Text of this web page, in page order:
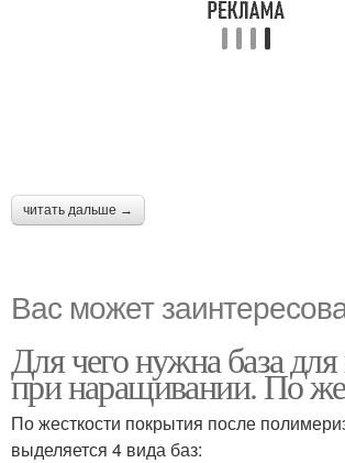
читать дальше →
Вас может
Для чего нужна база для
при наращивании. По
По жесткости покрытия после
выделяется 4 вида баз: